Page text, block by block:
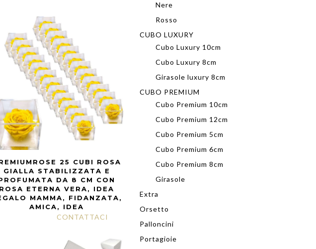
25 CUBI ROSA
GIALLA STABILIZZATA E
DA 8 CM CON
ROSA ETERNA VERA, IDEA
MAMMA, FIDANZATA,
AMICA, IDEA
CONTATTACI
Nere
Rosso
CUBO LUXURY
Cubo Luxury 10cm
Cubo Luxury 8cm
Girasole luxury 8cm
CUBO PREMIUM
Cubo Premium 10cm
Cubo Premium 12cm
Cubo Premium 5cm
Cubo Premium 6cm
Cubo Premium 8cm
Girasole
Extra
Orsetto
Palloncini
Portagioie